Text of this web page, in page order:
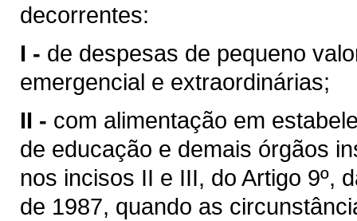
decorrentes:
I - de despesas de pequeno
emergencial e extraordinárias;
II - com alimentação em
de educação e demais órgãos
nos incisos II e III, do Artigo 9º,
de 1987, quando as